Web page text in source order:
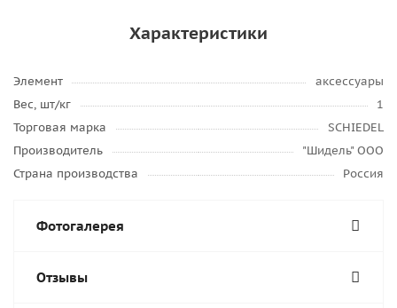
Характеристики
Элемент
аксессуары
Вес, шт/кг
1
Торговая марка
SCHIEDEL
Производитель
"Шидель" ООО
Страна производства
Россия
Фотогалерея
Отзывы